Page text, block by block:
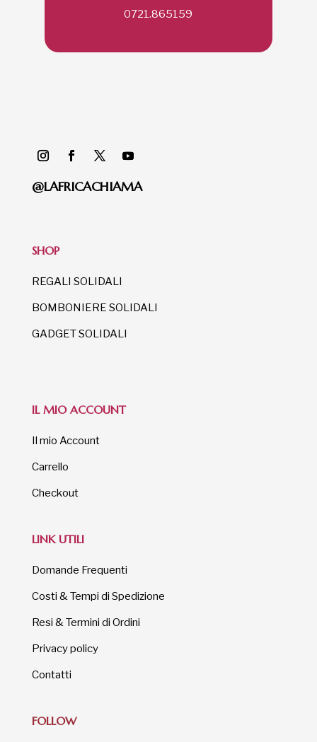
0721.865159
@LAFRICACHIAMA
SHOP
REGALI SOLIDALI
BOMBONIERE SOLIDALI
GADGET SOLIDALI
IL MIO ACCOUNT
Il mio Account
Carrello
Checkout
LINK UTILI
Domande Frequenti
Costi & Tempi di Spedizione
Resi & Termini di Ordini
Privacy policy
Contatti
FOLLOW